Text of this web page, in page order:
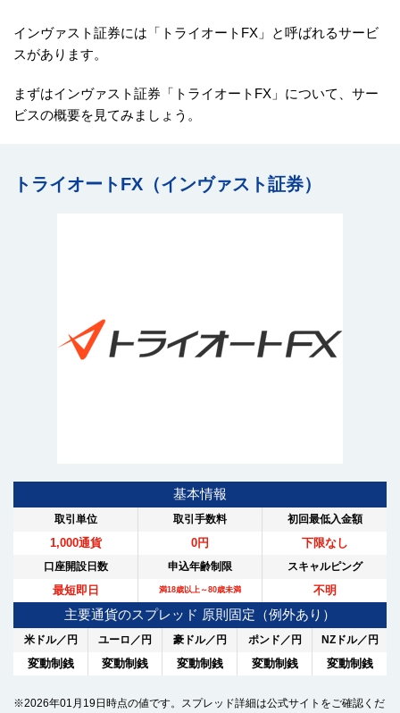
インヴァスト証券には「トライオートFX」と呼ばれるサービ
スがあります。
まずはインヴァスト証券「トライオートFX」について、サー
ビスの概要を見てみましょう。
トライオートFX（インヴァスト証券）
基本情報
取引単位 取引手数料 初回最低入金額
1,000通貨 0円 下限なし
口座開設日数 申込年齢制限 スキャルピング
最短即日 満18歳以上～80歳未満 不明
主要通貨のスプレッド 原則固定（例外あり）
米ドル／円 ユーロ／円 豪ドル／円 ポンド／円 NZドル／円
変動制銭 変動制銭 変動制銭 変動制銭 変動制銭
※2026年01月19日時点の値です。スプレッド詳細は公式サイトをご確認くだ